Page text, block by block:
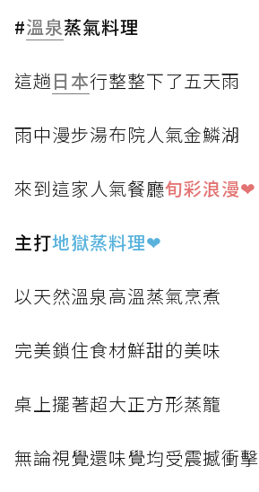
#溫泉蒸氣料理
這趟日本行整整下了五天雨
雨中漫步湯布院人氣金鱗湖
來到這家人氣餐廳旬彩浪漫❤
主打地獄蒸料理❤
以天然溫泉高溫蒸氣烹煮
完美鎖住食材鮮甜的美味
桌上擺著超大正方形蒸籠
無論視覺還味覺均受震撼衝擊